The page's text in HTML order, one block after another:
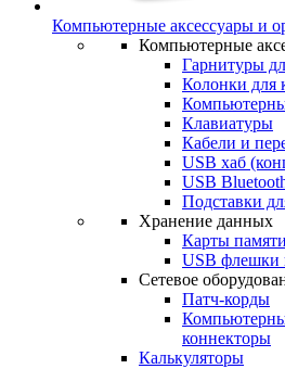
Компьютерные аксессуары и
Компьютерные
Гарнитуры
Колонки для
Клавиатуры
Кабели и
USB хаб
USB
Подставки
Хранение данных
Карты памяти
USB флешки
Сетевое
Патч-корды
коннекторы
Калькуляторы